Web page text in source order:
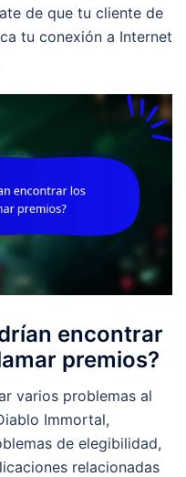
de que tu cliente de
tu conexión a Internet
encontrar
premios?
varios problemas al
Immortal,
de elegibilidad,
relacionadas